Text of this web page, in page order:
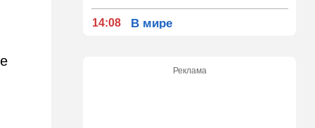
14:08 В мире
Реклама